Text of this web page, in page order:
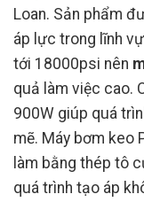
Loan. Sản phẩm
áp lực trong lĩnh
tới 18000psi nên
quả làm việc cao.
900W giúp quá
mẽ. Máy bơm keo
làm bằng thép tô
quá trình tạo áp